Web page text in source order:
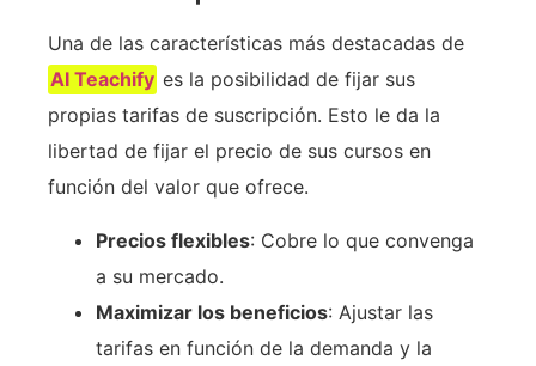
Una de las características más destacadas de
AI Teachify es la posibilidad de fijar sus
propias tarifas de suscripción. Esto le da la
libertad de fijar el precio de sus cursos en
función del valor que ofrece.
Precios flexibles: Cobre lo que convenga
a su mercado.
Maximizar los beneficios: Ajustar las
tarifas en función de la demanda y la